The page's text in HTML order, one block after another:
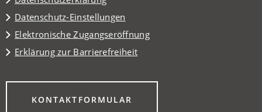
Datenschutz-Einstellungen
Elektronische Zugangseröffnung
Erklärung zur Barrierefreiheit
KONTAKTFORMULAR
(ÖFFNET